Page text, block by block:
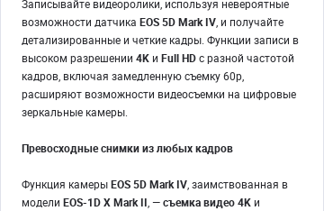
Записывайте видеоролики, используя невероятные
возможности датчика EOS 5D Mark IV , и получайте
детализированные и четкие кадры. Функции записи в
высоком разрешении 4K и Full HDс разной частотой
кадров, включая замедленную съемку 60p,
расширяют возможности видеосъемки на цифровые
зеркальные камеры.
Превосходные снимки из любых кадров
Функция камерыEOS 5D Mark IV , заимствованная в
модели EOS-1D X Mark II , —съемка видео 4K и